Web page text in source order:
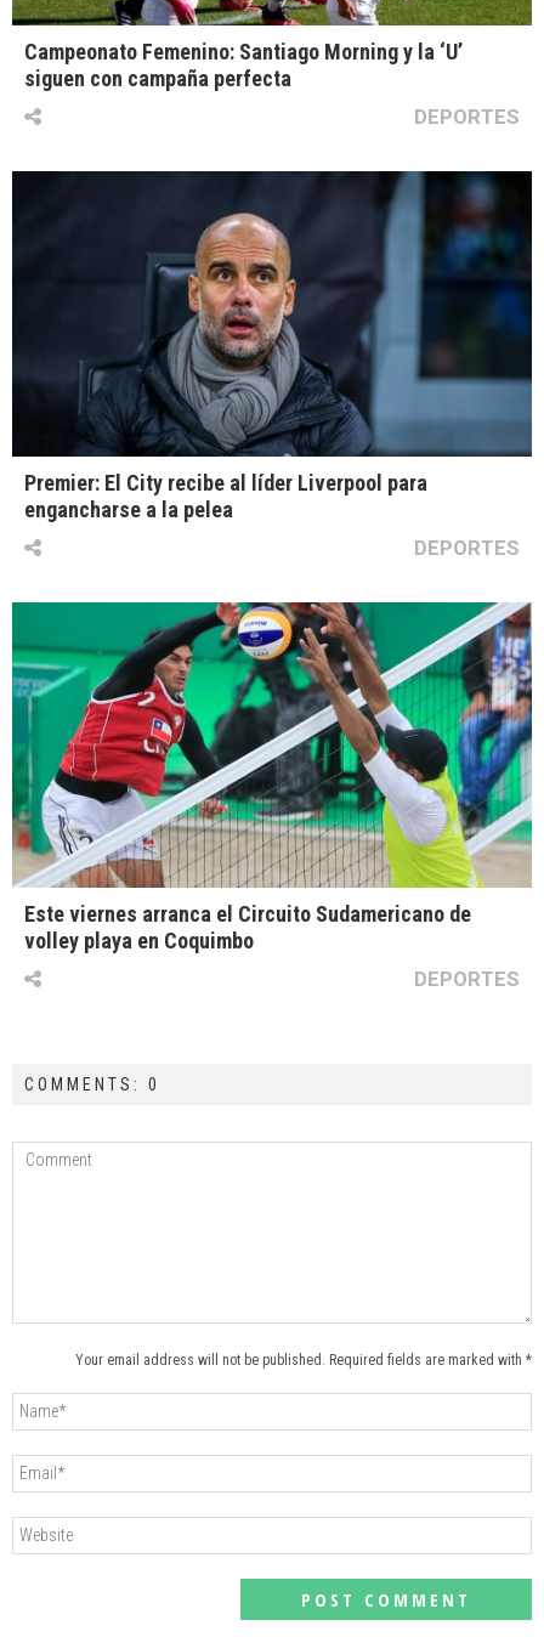
Campeonato Femenino: Santiago Morning y la ‘U’
siguen con campaña perfecta
DEPORTES
Premier: El City recibe al líder Liverpool para
engancharse a la pelea
DEPORTES
Este viernes arranca el Circuito Sudamericano de
volley playa en Coquimbo
DEPORTES
COMMENTS: 0
Your email address will not be published. Required fields are marked with *